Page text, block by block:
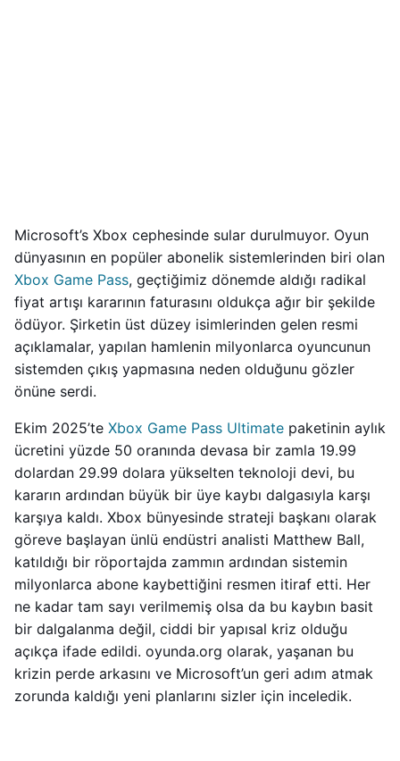
Microsoft’s Xbox cephesinde sular durulmuyor. Oyun
dünyasının en popüler abonelik sistemlerinden biri olan
Xbox Game Pass, geçtiğimiz dönemde aldığı radikal
fiyat artışı kararının faturasını oldukça ağır bir şekilde
ödüyor. Şirketin üst düzey isimlerinden gelen resmi
açıklamalar, yapılan hamlenin milyonlarca oyuncunun
sistemden çıkış yapmasına neden olduğunu gözler
önüne serdi.
Ekim 2025’te Xbox Game Pass Ultimate paketinin aylık
ücretini yüzde 50 oranında devasa bir zamla 19.99
dolardan 29.99 dolara yükselten teknoloji devi, bu
kararın ardından büyük bir üye kaybı dalgasıyla karşı
karşıya kaldı. Xbox bünyesinde strateji başkanı olarak
göreve başlayan ünlü endüstri analisti Matthew Ball,
katıldığı bir röportajda zammın ardından sistemin
milyonlarca abone kaybettiğini resmen itiraf etti. Her
ne kadar tam sayı verilmemiş olsa da bu kaybın basit
bir dalgalanma değil, ciddi bir yapısal kriz olduğu
açıkça ifade edildi. oyunda.org olarak, yaşanan bu
krizin perde arkasını ve Microsoft’un geri adım atmak
zorunda kaldığı yeni planlarını sizler için inceledik.